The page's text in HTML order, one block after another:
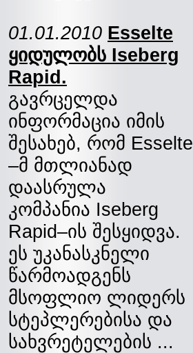
01.01.2010 Esselte
ყიდულობს Iseberg
Rapid.
გავრცელდა
ინფორმაცია იმის
შესახებ, რომ Esselte
–მ მთლიანად
დაასრულა
კომპანია Iseberg
Rapid–ის შესყიდვა.
ეს უკანასკნელი
წარმოადგენს
მსოფლიო ლიდერს
სტეპლერებისა და
სახვრეტელების ...